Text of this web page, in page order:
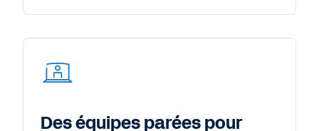
Des équipes parées pour